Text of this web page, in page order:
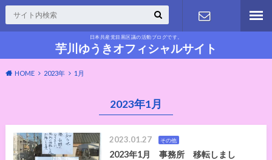
日本共産党目黒区議の活動ブログです。
芋川ゆうきオフィシャルサイト
お問い合わ
HOME 2023年 1月
2023年1月
2023.01.27 その他
2023年1月 事務所 移転しまし